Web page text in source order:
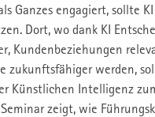
Ganzes engagiert, sollte
Dort, wo dank KI
Kundenbeziehungen
zukunftsfähiger werden,
Künstlichen Intelligenz
zeigt, wie